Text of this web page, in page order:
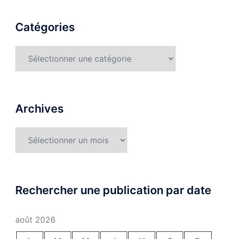
Catégories
Archives
Rechercher une publication par date
août 2026